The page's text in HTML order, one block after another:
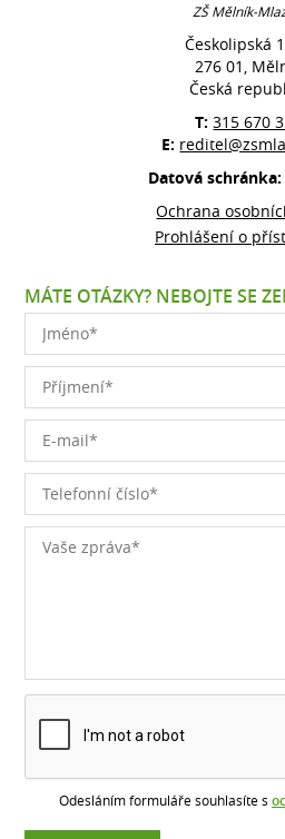
ZŠ Mělník-
Českolipská
276 01,
Česká
T:315 670
E:
Datová schránka:
Ochrana
Prohlášení o
MÁTE OTÁZKY? NEBOJTE SE
Odesláním formuláře souhlasíte s